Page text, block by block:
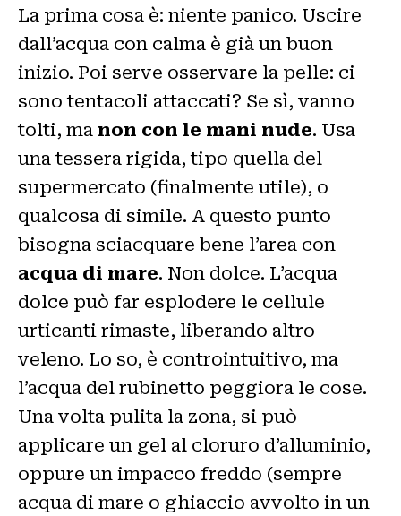
La prima cosa è: niente panico. Uscire
dall’acqua con calma è già un buon
inizio. Poi serve osservare la pelle: ci
sono tentacoli attaccati? Se sì, vanno
tolti, ma non con le mani nude. Usa
una tessera rigida, tipo quella del
supermercato (finalmente utile), o
qualcosa di simile. A questo punto
bisogna sciacquare bene l’area con
acqua di mare. Non dolce. L’acqua
dolce può far esplodere le cellule
urticanti rimaste, liberando altro
veleno. Lo so, è controintuitivo, ma
l’acqua del rubinetto peggiora le cose.
Una volta pulita la zona, si può
applicare un gel al cloruro d’alluminio,
oppure un impacco freddo (sempre
acqua di mare o ghiaccio avvolto in un